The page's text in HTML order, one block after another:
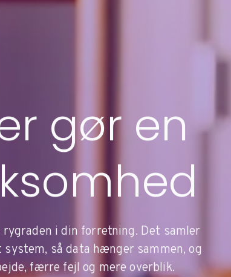
gør en
i din forretning. Det samler
så data hænger sammen, og
færre fejl og mere overblik.